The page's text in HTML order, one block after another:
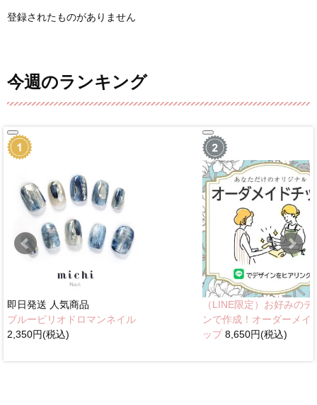
登録されたものがありません
今週のランキング
即日発送 人気商品
ブルーピリオドロマンネイル
2,350円(税込)
（LINE限定）お好みのデ
ンで作成！オーダーメイ
ップ8,650円(税込)